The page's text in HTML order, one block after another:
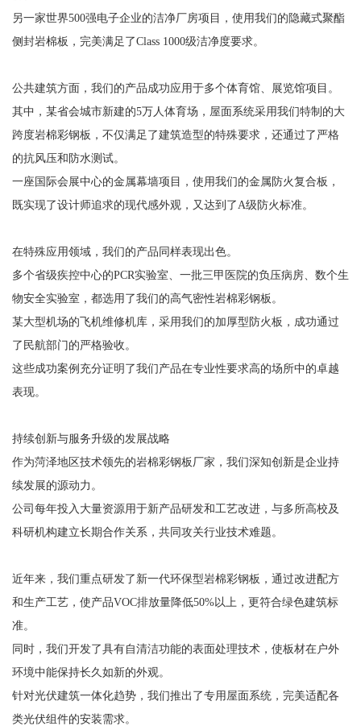
另一家世界500强电子企业的洁净厂房项目，使用我们的隐藏式聚酯
侧封岩棉板，完美满足了Class 1000级洁净度要求。
公共建筑方面，我们的产品成功应用于多个体育馆、展览馆项目。
其中，某省会城市新建的5万人体育场，屋面系统采用我们特制的大
跨度岩棉彩钢板，不仅满足了建筑造型的特殊要求，还通过了严格
的抗风压和防水测试。
一座国际会展中心的金属幕墙项目，使用我们的金属防火复合板，
既实现了设计师追求的现代感外观，又达到了A级防火标准。
在特殊应用领域，我们的产品同样表现出色。
多个省级疾控中心的PCR实验室、一批三甲医院的负压病房、数个生
物安全实验室，都选用了我们的高气密性岩棉彩钢板。
某大型机场的飞机维修机库，采用我们的加厚型防火板，成功通过
了民航部门的严格验收。
这些成功案例充分证明了我们产品在专业性要求高的场所中的卓越
表现。
持续创新与服务升级的发展战略
作为菏泽地区技术领先的岩棉彩钢板厂家，我们深知创新是企业持
续发展的源动力。
公司每年投入大量资源用于新产品研发和工艺改进，与多所高校及
科研机构建立长期合作关系，共同攻关行业技术难题。
近年来，我们重点研发了新一代环保型岩棉彩钢板，通过改进配方
和生产工艺，使产品VOC排放量降低50%以上，更符合绿色建筑标
准。
同时，我们开发了具有自清洁功能的表面处理技术，使板材在户外
环境中能保持长久如新的外观。
针对光伏建筑一体化趋势，我们推出了专用屋面系统，完美适配各
类光伏组件的安装需求。